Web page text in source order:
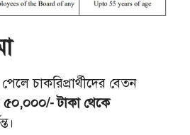
চাকরিপ্রার্থীদের বেতন
৫০,০০০/- টাকা থেকে